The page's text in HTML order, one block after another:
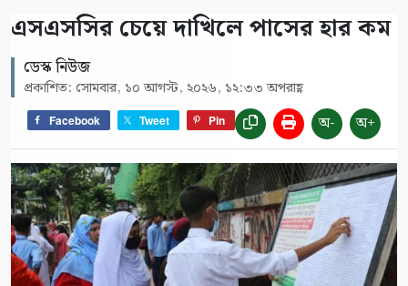
এসএসসির চেয়ে দাখিলে পাসের হার কম
ডেস্ক নিউজ
প্রকাশিত: সোমবার, ১০ আগস্ট, ২০২৬, ১২:৩৩ অপরাহ্ণ
Facebook Tweet Pin অ- অ+